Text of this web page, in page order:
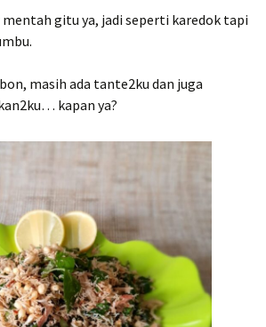
mentah gitu ya, jadi seperti karedok tapi
masih ada tante2ku dan juga
kapan ya?